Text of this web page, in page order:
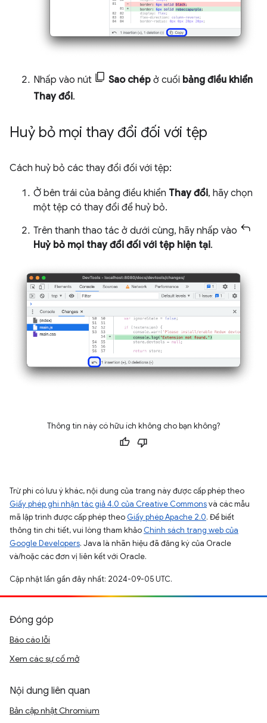
Nhấp vào nút Sao chép ở cuối bảng điều khiển
Thay đổi.
Huỷ bỏ mọi thay đổi đối với tệp
Cách huỷ bỏ các thay đổi đối với tệp:
Ở bên trái của bảng điều khiển Thay đổi, hãy chọn
một tệp có thay đổi để huỷ bỏ.
Trên thanh thao tác ở dưới cùng, hãy nhấp vào
Huỷ bỏ mọi thay đổi đối với tệp hiện tại.
Thông tin này có hữu ích không cho bạn không?
Trừ phi có lưu ý khác, nội dung của trang này được cấp phép theo
Giấy phép ghi nhận tác giả 4.0 của Creative Commonsvà các mẫu
mã lập trình được cấp phép theo Giấy phép Apache 2.0. Để biết
thông tin chi tiết, vui lòng tham khảo Chính sách trang web của
Google Developers. Java là nhãn hiệu đã đăng ký của Oracle
và/hoặc các đơn vị liên kết với Oracle.
Cập nhật lần gần đây nhất: 2024-09-05 UTC.
Đóng góp
Báo cáo lỗi
Xem các sự cố mở
Nội dung liên quan
Bản cập nhật Chromium